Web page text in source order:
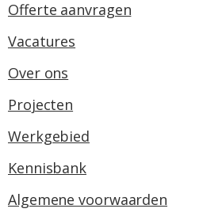
Offerte aanvragen
Vacatures
Over ons
Projecten
Werkgebied
Kennisbank
Algemene voorwaarden